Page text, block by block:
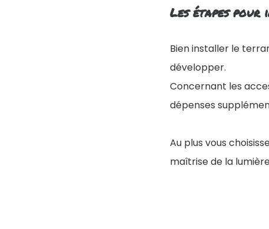
Les étapes
Bien installer le
développer.
Concernant les
dépenses
Au plus vous
maîtrise de la